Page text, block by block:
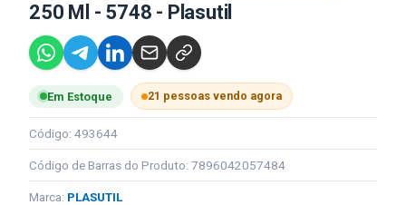
250 Ml - 5748 - Plasutil
Em Estoque 21 pessoas vendo agora
Código: 493644
Código de Barras do Produto: 7896042057484
Marca: PLASUTIL